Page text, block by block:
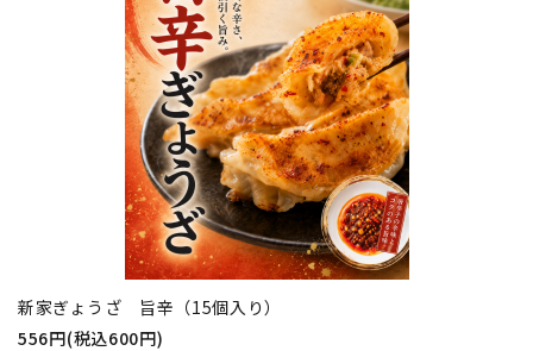
新家ぎょうざ 旨辛（15個入り）
556円(税込600円)